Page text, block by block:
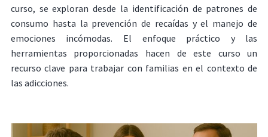
curso, se exploran desde la identificación de patrones de
consumo hasta la prevención de recaídas y el manejo de
emociones incómodas. El enfoque práctico y las
herramientas proporcionadas hacen de este curso un
recurso clave para trabajar con familias en el contexto de
las adicciones.